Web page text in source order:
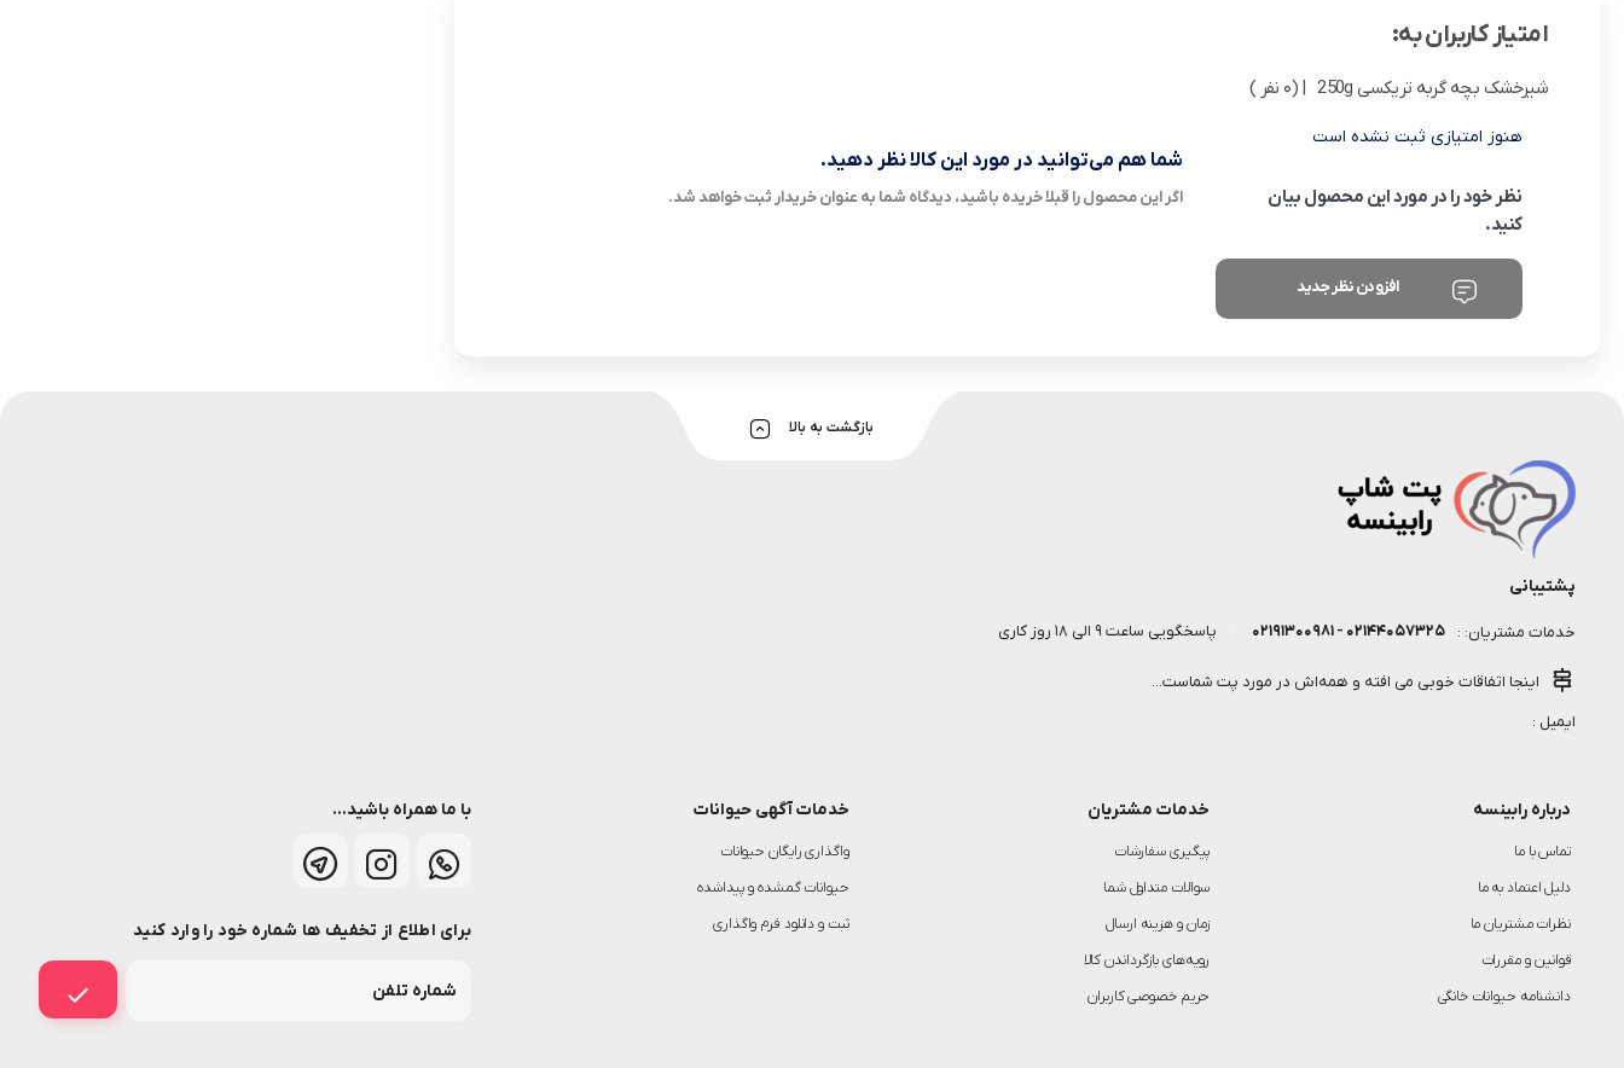
امتیاز کاربران به:
شیرخشک بچه گربه تریکسی 250g | (0 نفر )
هنوز امتیازی ثبت نشده است
نظر خود را در مورد این محصول بیان
کنید.
افزودن نظر جدید
شما هم می‌توانید در مورد این کالا نظر دهید.
اگر این محصول را قبلا خریده باشید، دیدگاه شما به عنوان خریدار ثبت خواهد شد.
بازگشت به بالا
پشتیبانی
خدمات مشتریان: : ۰۲۱۴۴۰۵۷۳۲۵ - ۰۲۱۹۱۳۰۰۹۸۱ پاسخگویی ساعت 9 الی 18 روز کاری
اینجا اتفاقات خوبی می افته و همه‌اش در مورد پت شماست...
ایمیل :
درباره رابینسه
تماس با ما
دلیل اعتماد به ما
نظرات مشتریان ما
قوانین و مقررات
دانشنامه حیوانات خانگی
خدمات مشتریان
پیگیری سفارشات
سوالات متداول شما
زمان و هزینه ارسال
رویه‌های بازگرداندن کالا
حریم خصوصی کاربران
خدمات آگهی حیوانات
واگذاری رایگان حیوانات
حیوانات گمشده و پیداشده
ثبت و دانلود فرم واگذاری
با ما همراه باشید...
برای اطلاع از تخفیف ها شماره خود را وارد کنید